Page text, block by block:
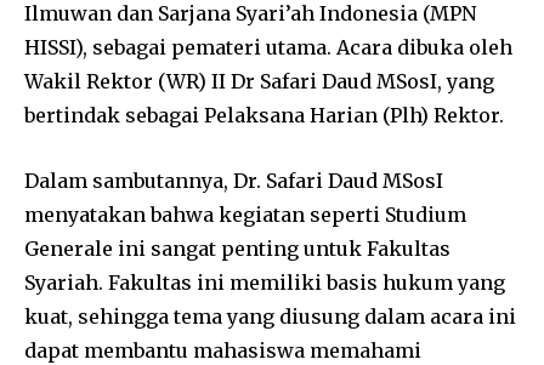
Ilmuwan dan Sarjana Syari’ah Indonesia (MPN
HISSI), sebagai pemateri utama. Acara dibuka oleh
Wakil Rektor (WR) II Dr Safari Daud MSosI, yang
bertindak sebagai Pelaksana Harian (Plh) Rektor.
Dalam sambutannya, Dr. Safari Daud MSosI
menyatakan bahwa kegiatan seperti Studium
Generale ini sangat penting untuk Fakultas
Syariah. Fakultas ini memiliki basis hukum yang
kuat, sehingga tema yang diusung dalam acara ini
dapat membantu mahasiswa memahami